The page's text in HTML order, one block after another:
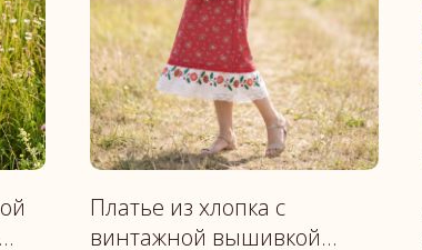
Платье из хлопка с
винтажной вышивкой